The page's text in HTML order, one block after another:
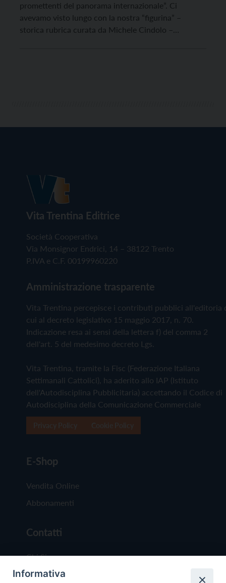
promettenti del panorama internazionale”. Ci
avevamo visto lungo con la nostra “figurina” –
storica rubrica curata da Michele Cindolo –
Vita Trentina Editrice
Società Cooperativa
Via Monsignor Endrici, 14 – 38122 Trento
P.IVA e C.F. 00199960220
Amministrazione trasparente
Vita Trentina percepisce i contributi pubblici all'editoria
cui al decreto legislativo 15 maggio 2017, n. 70.
Indicazione resa ai sensi della lettera f) del comma 2
dell'art. 5 del medesimo decreto Lgs.
Vita Trentina, tramite la Fisc (Federazione Italiana
Settimanali Cattolici), ha aderito allo IAP (Istituto
dell'Autodisciplina Pubblicitaria) accettando il Codice di
Autodisciplina della Comunicazione Commerciale
E-Shop
Vendita Online
Abbonamenti
Contatti
Chi Siamo
Redazione
Informativa